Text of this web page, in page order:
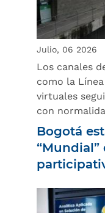
Julio, 06 2026
Los canales
como la
virtuales
con
Bogotá
“Mundial”